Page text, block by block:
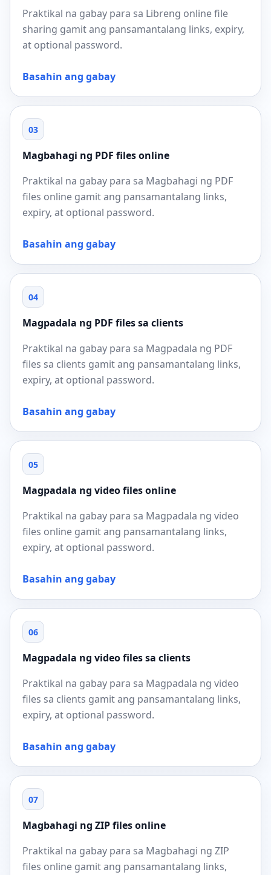
Praktikal na gabay para sa Libreng online file
sharing gamit ang pansamantalang links, expiry,
at optional password.
Basahin ang gabay
03
Magbahagi ng PDF files online
Praktikal na gabay para sa Magbahagi ng PDF
files online gamit ang pansamantalang links,
expiry, at optional password.
Basahin ang gabay
04
Magpadala ng PDF files sa clients
Praktikal na gabay para sa Magpadala ng PDF
files sa clients gamit ang pansamantalang links,
expiry, at optional password.
Basahin ang gabay
05
Magpadala ng video files online
Praktikal na gabay para sa Magpadala ng video
files online gamit ang pansamantalang links,
expiry, at optional password.
Basahin ang gabay
06
Magpadala ng video files sa clients
Praktikal na gabay para sa Magpadala ng video
files sa clients gamit ang pansamantalang links,
expiry, at optional password.
Basahin ang gabay
07
Magbahagi ng ZIP files online
Praktikal na gabay para sa Magbahagi ng ZIP
files online gamit ang pansamantalang links,